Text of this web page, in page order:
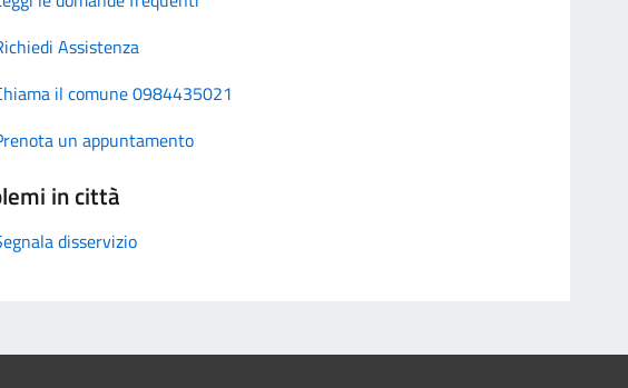
Assistenza
il comune 0984435021
un appuntamento
in città
disservizio